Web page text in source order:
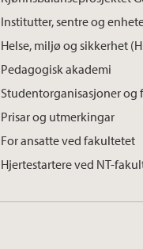
Institutter, sentre og
Helse, miljø og sikkerhet
Pedagogisk akademi
Studentorganisasjoner og
Prisar og utmerkingar
For ansatte ved fakultetet
Hjertestartere ved NT-